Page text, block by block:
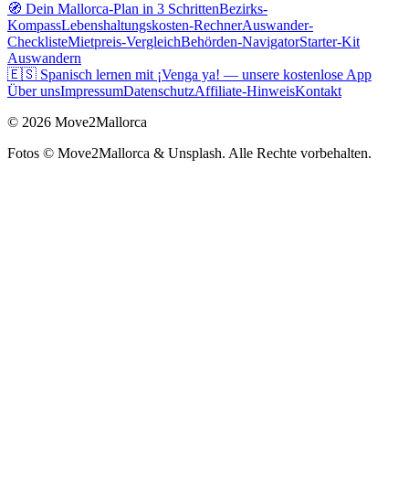
🧭 Dein Mallorca-Plan in 3 SchrittenBezirks-
KompassLebenshaltungskosten-RechnerAuswander-
ChecklisteMietpreis-VergleichBehörden-NavigatorStarter-Kit
Auswandern
🇪🇸 Spanisch lernen mit ¡Venga ya! — unsere kostenlose App
Über unsImpressumDatenschutzAffiliate-HinweisKontakt
© 2026 Move2Mallorca
Fotos © Move2Mallorca & Unsplash. Alle Rechte vorbehalten.